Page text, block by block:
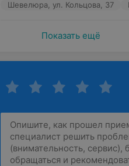
Шевелюра, ул. Кольцова, 37
Показать ещё